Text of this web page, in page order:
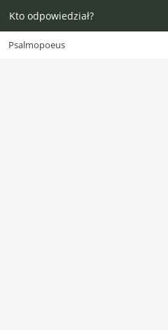
Kto odpowiedział?
Psalmopoeus